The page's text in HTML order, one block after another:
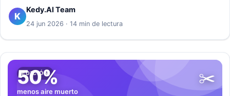
de doblar reduce el coste un 20%, mejora el lip-sync y
agiliza el doblaje en 23+ idiomas.
K
Kedy.AI Team
24 jun 2026 · 14 min de lectura
EDICIÓN ✂️
50%
menos aire muerto